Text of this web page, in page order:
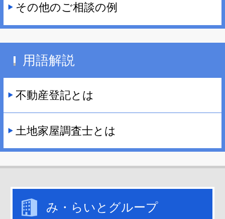
その他のご相談の例
用語解説
不動産登記とは
土地家屋調査士とは
み・らいとグループ